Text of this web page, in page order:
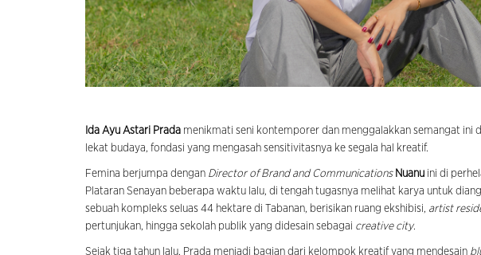
Ida Ayu Astari Prada menikmati seni kontemporer dan menggalakkan semangat ini
lekat budaya, fondasi yang mengasah sensitivitasnya ke segala hal kreatif.
Femina berjumpa dengan Director of Brand and Communications Nuanu ini di
Plataran Senayan beberapa waktu lalu, di tengah tugasnya melihat karya untuk
sebuah kompleks seluas 44 hektare di Tabanan, berisikan ruang ekshibisi, artist
pertunjukan, hingga sekolah publik yang didesain sebagai creative city.
Sejak tiga tahun lalu, Prada menjadi bagian dari kelompok kreatif yang mendesain